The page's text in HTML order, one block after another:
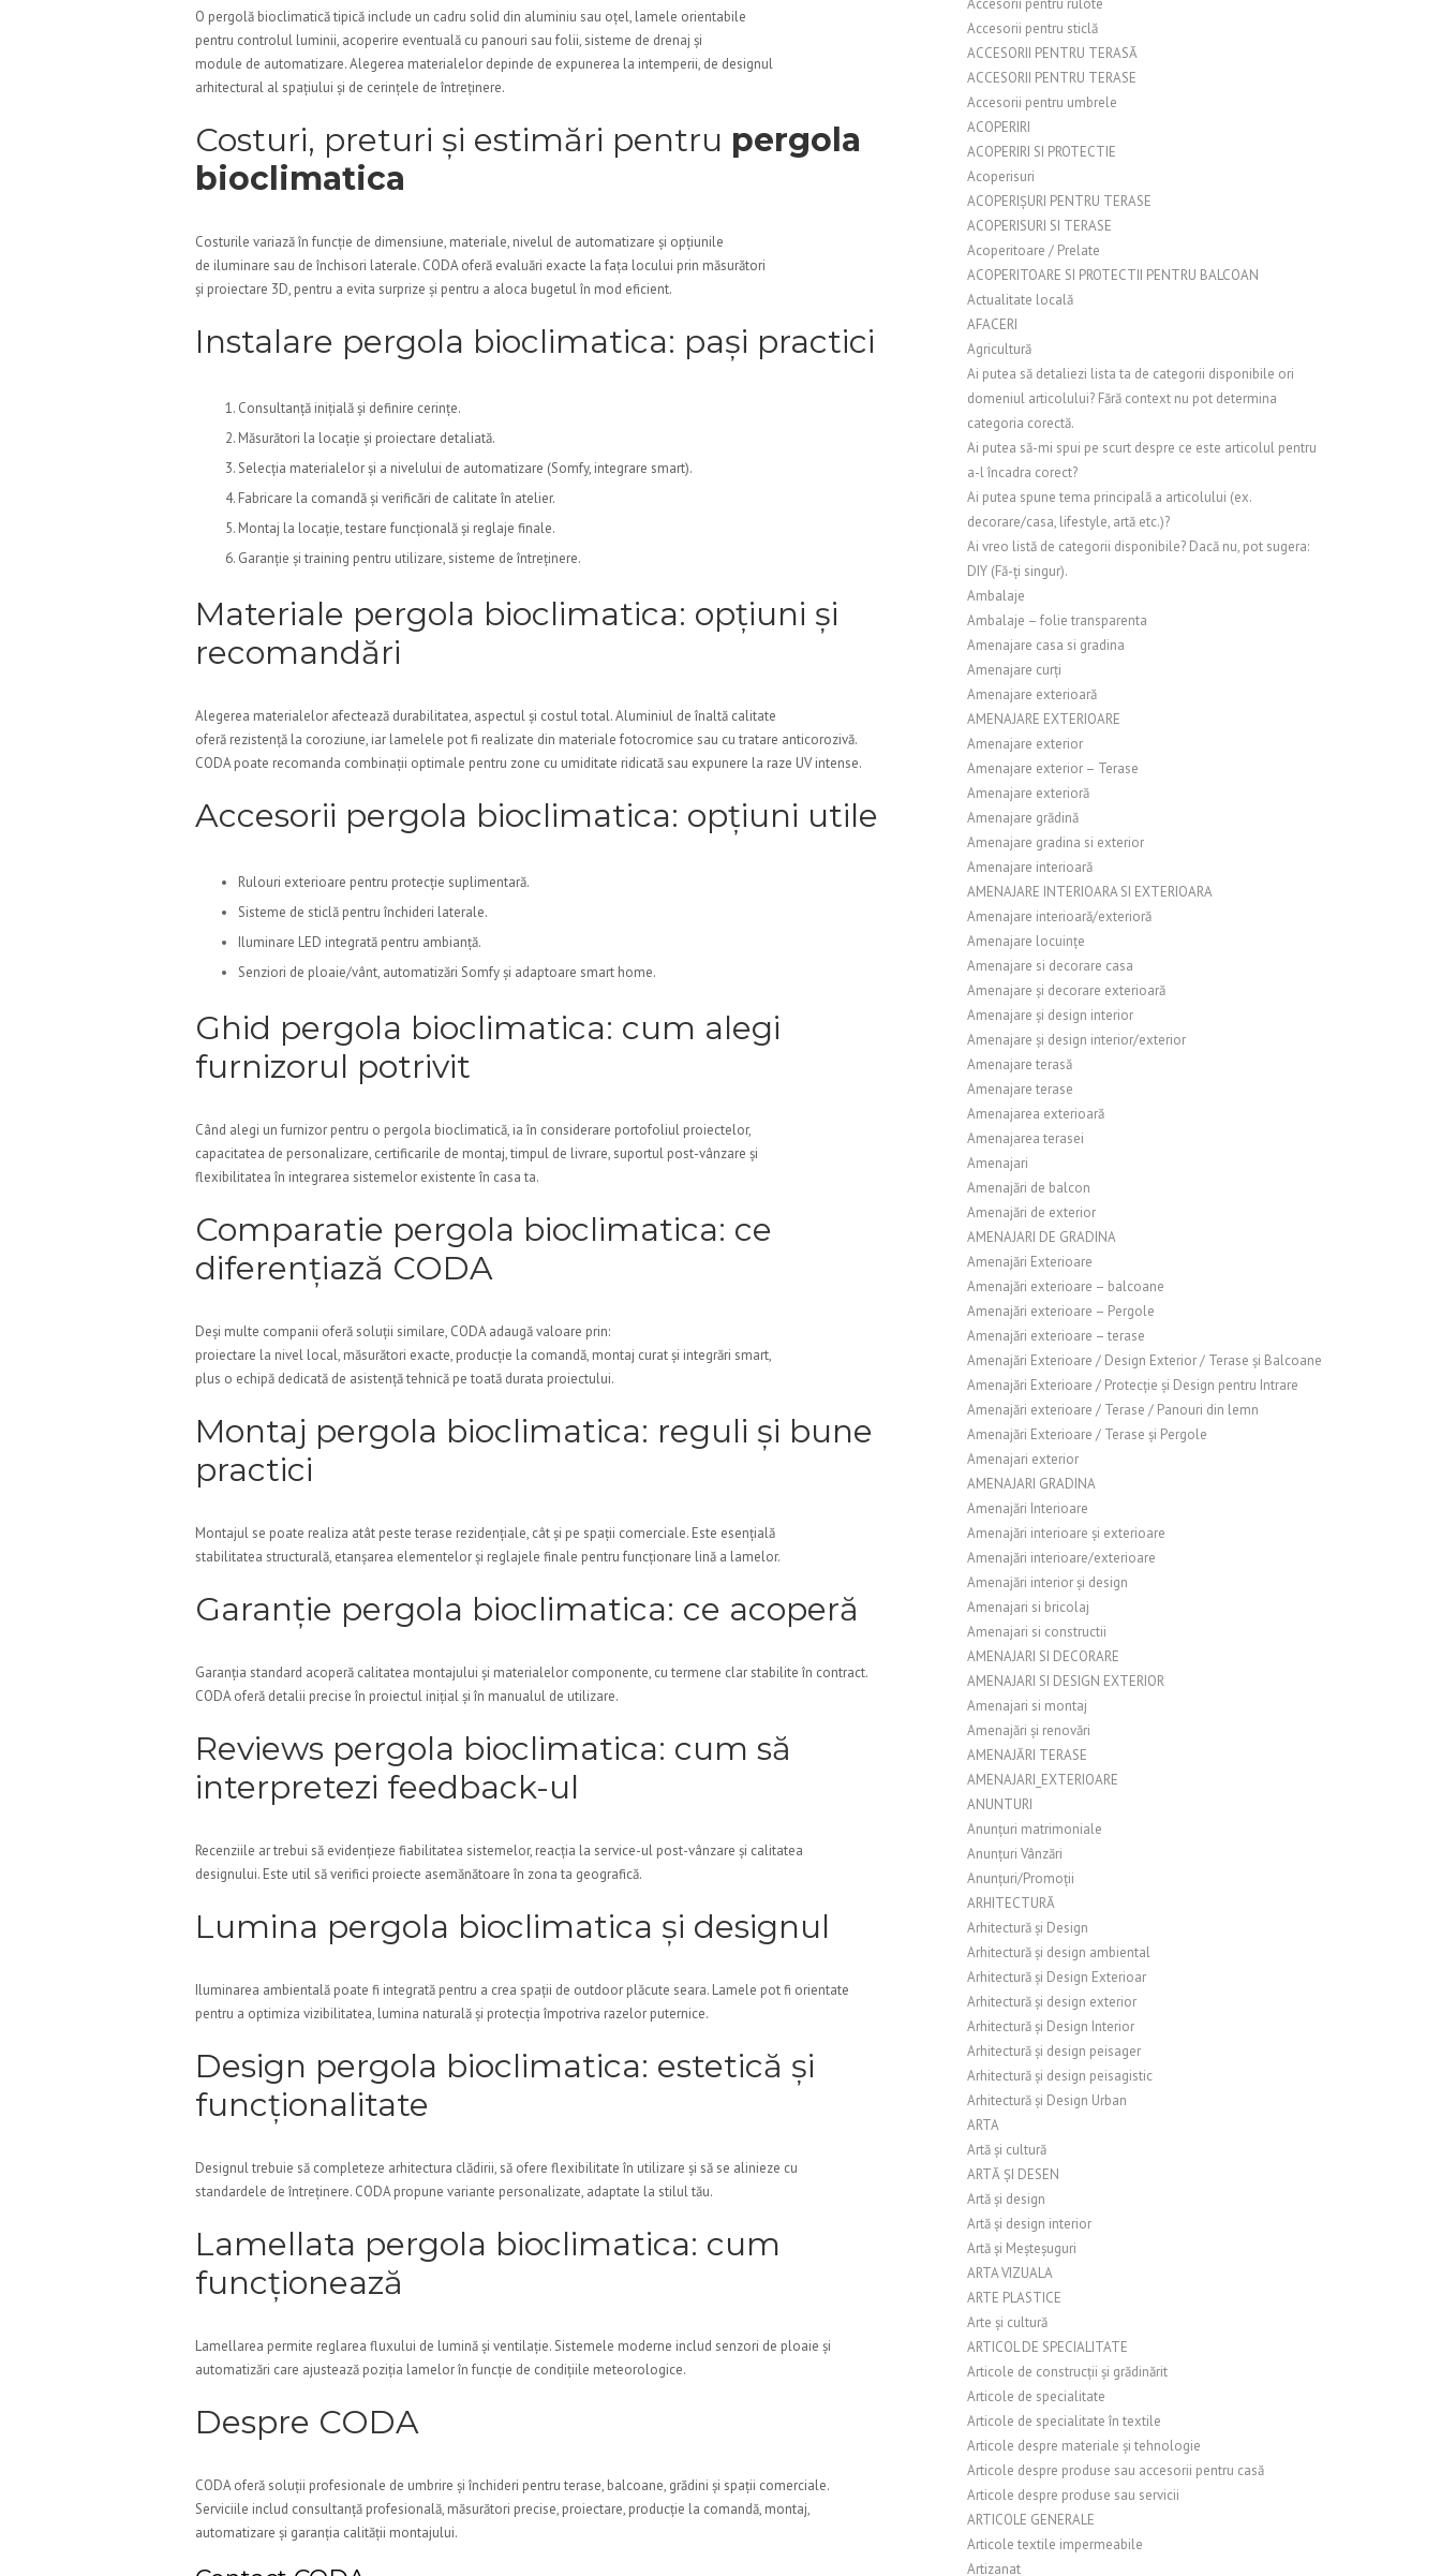
O pergolă bioclimatică tipică include un cadru solid din aluminiu sau oțel, lamele orientabile
pentru controlul luminii, acoperire eventuală cu panouri sau folii, sisteme de drenaj și
module de automatizare. Alegerea materialelor depinde de expunerea la intemperii, de designul
arhitectural al spațiului și de cerințele de întreținere.
Costuri, preturi și estimări pentru pergola
bioclimatica
Costurile variază în funcție de dimensiune, materiale, nivelul de automatizare și opțiunile
de iluminare sau de închisori laterale. CODA oferă evaluări exacte la fața locului prin măsurători
și proiectare 3D, pentru a evita surprize și pentru a aloca bugetul în mod eficient.
Instalare pergola bioclimatica: pași practici
Consultanță inițială și definire cerințe.
Măsurători la locație și proiectare detaliată.
Selecția materialelor și a nivelului de automatizare (Somfy, integrare smart).
Fabricare la comandă și verificări de calitate în atelier.
Montaj la locație, testare funcțională și reglaje finale.
Garanție și training pentru utilizare, sisteme de întreținere.
Materiale pergola bioclimatica: opțiuni și
recomandări
Alegerea materialelor afectează durabilitatea, aspectul și costul total. Aluminiul de înaltă calitate
oferă rezistență la coroziune, iar lamelele pot fi realizate din materiale fotocromice sau cu tratare anticorozivă.
CODA poate recomanda combinații optimale pentru zone cu umiditate ridicată sau expunere la raze UV intense.
Accesorii pergola bioclimatica: opțiuni utile
Rulouri exterioare pentru protecție suplimentară.
Sisteme de sticlă pentru închideri laterale.
Iluminare LED integrată pentru ambianță.
Senziori de ploaie/vânt, automatizări Somfy și adaptoare smart home.
Ghid pergola bioclimatica: cum alegi
furnizorul potrivit
Când alegi un furnizor pentru o pergola bioclimatică, ia în considerare portofoliul proiectelor,
capacitatea de personalizare, certificarile de montaj, timpul de livrare, suportul post-vânzare și
flexibilitatea în integrarea sistemelor existente în casa ta.
Comparatie pergola bioclimatica: ce
diferențiază CODA
Deși multe companii oferă soluții similare, CODA adaugă valoare prin:
proiectare la nivel local, măsurători exacte, producție la comandă, montaj curat și integrări smart,
plus o echipă dedicată de asistență tehnică pe toată durata proiectului.
Montaj pergola bioclimatica: reguli și bune
practici
Montajul se poate realiza atât peste terase rezidențiale, cât și pe spații comerciale. Este esențială
stabilitatea structurală, etanșarea elementelor și reglajele finale pentru funcționare lină a lamelor.
Garanție pergola bioclimatica: ce acoperă
Garanția standard acoperă calitatea montajului și materialelor componente, cu termene clar stabilite în contract.
CODA oferă detalii precise în proiectul inițial și în manualul de utilizare.
Reviews pergola bioclimatica: cum să
interpretezi feedback-ul
Recenziile ar trebui să evidențieze fiabilitatea sistemelor, reacția la service-ul post-vânzare și calitatea
designului. Este util să verifici proiecte asemănătoare în zona ta geografică.
Lumina pergola bioclimatica și designul
Iluminarea ambientală poate fi integrată pentru a crea spații de outdoor plăcute seara. Lamele pot fi orientate
pentru a optimiza vizibilitatea, lumina naturală și protecția împotriva razelor puternice.
Design pergola bioclimatica: estetică și
funcționalitate
Designul trebuie să completeze arhitectura clădirii, să ofere flexibilitate în utilizare și să se alinieze cu
standardele de întreținere. CODA propune variante personalizate, adaptate la stilul tău.
Lamellata pergola bioclimatica: cum
funcționează
Lamellarea permite reglarea fluxului de lumină și ventilație. Sistemele moderne includ senzori de ploaie și
automatizări care ajustează poziția lamelor în funcție de condițiile meteorologice.
Despre CODA
CODA oferă soluții profesionale de umbrire și închideri pentru terase, balcoane, grădini și spații comerciale.
Serviciile includ consultanță profesională, măsurători precise, proiectare, producție la comandă, montaj,
automatizare și garanția calității montajului.
Accesorii pentru rulote
Accesorii pentru sticlă
ACCESORII PENTRU TERASĂ
ACCESORII PENTRU TERASE
Accesorii pentru umbrele
ACOPERIRI
ACOPERIRI SI PROTECTIE
Acoperisuri
ACOPERIȘURI PENTRU TERASE
ACOPERISURI SI TERASE
Acoperitoare / Prelate
ACOPERITOARE SI PROTECTII PENTRU BALCOAN
Actualitate locală
AFACERI
Agricultură
Ai putea să detaliezi lista ta de categorii disponibile ori
domeniul articolului? Fără context nu pot determina
categoria corectă.
Ai putea să-mi spui pe scurt despre ce este articolul pentru
a-l încadra corect?
Ai putea spune tema principală a articolului (ex.
decorare/casa, lifestyle, artă etc.)?
Ai vreo listă de categorii disponibile? Dacă nu, pot sugera:
DIY (Fă-ți singur).
Ambalaje
Ambalaje – folie transparenta
Amenajare casa si gradina
Amenajare curți
Amenajare exterioară
AMENAJARE EXTERIOARE
Amenajare exterior
Amenajare exterior – Terase
Amenajare exterioră
Amenajare grădină
Amenajare gradina si exterior
Amenajare interioară
AMENAJARE INTERIOARA SI EXTERIOARA
Amenajare interioară/exterioră
Amenajare locuințe
Amenajare si decorare casa
Amenajare și decorare exterioară
Amenajare și design interior
Amenajare și design interior/exterior
Amenajare terasă
Amenajare terase
Amenajarea exterioară
Amenajarea terasei
Amenajari
Amenajări de balcon
Amenajări de exterior
AMENAJARI DE GRADINA
Amenajări Exterioare
Amenajări exterioare – balcoane
Amenajări exterioare – Pergole
Amenajări exterioare – terase
Amenajări Exterioare / Design Exterior / Terase și Balcoane
Amenajări Exterioare / Protecție și Design pentru Intrare
Amenajări exterioare / Terase / Panouri din lemn
Amenajări Exterioare / Terase și Pergole
Amenajari exterior
AMENAJARI GRADINA
Amenajări Interioare
Amenajări interioare și exterioare
Amenajări interioare/exterioare
Amenajări interior și design
Amenajari si bricolaj
Amenajari si constructii
AMENAJARI SI DECORARE
AMENAJARI SI DESIGN EXTERIOR
Amenajari si montaj
Amenajări și renovări
AMENAJĂRI TERASE
AMENAJARI_EXTERIOARE
ANUNTURI
Anunțuri matrimoniale
Anunțuri Vânzări
Anunțuri/Promoții
ARHITECTURĂ
Arhitectură și Design
Arhitectură și design ambiental
Arhitectură și Design Exterioar
Arhitectură și design exterior
Arhitectură și Design Interior
Arhitectură și design peisager
Arhitectură și design peisagistic
Arhitectură și Design Urban
ARTA
Artă și cultură
ARTĂ ȘI DESEN
Artă și design
Artă și design interior
Artă și Meșteșuguri
ARTA VIZUALA
ARTE PLASTICE
Arte și cultură
ARTICOL DE SPECIALITATE
Articole de construcții și grădinărit
Articole de specialitate
Articole de specialitate în textile
Articole despre materiale și tehnologie
Articole despre produse sau accesorii pentru casă
Articole despre produse sau servicii
ARTICOLE GENERALE
Articole textile impermeabile
Artizanat